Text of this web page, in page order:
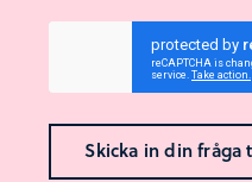
Skicka in din fråga